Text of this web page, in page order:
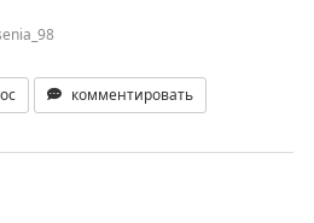
комментировать